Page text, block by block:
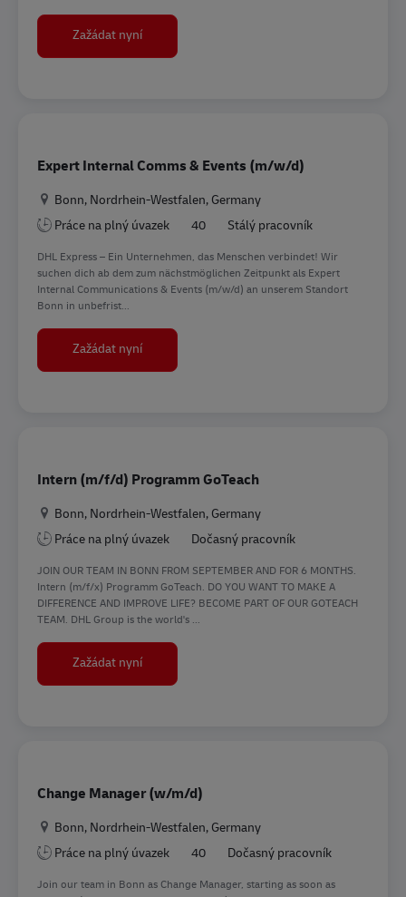
Zažádat nyníVP, Global Commercial Communications &
Expert Internal Comms & Events (m/w/d)
Location
Bonn, Nordrhein-Westfalen, Germany
Práce na plný úvazek
40 Stálý pracovník
DHL Express – Ein Unternehmen, das Menschen verbindet! Wir
suchen dich ab dem zum nächstmöglichen Zeitpunkt als Expert
Internal Communications & Events (m/w/d) an unserem Standort
Bonn in unbefrist...
Zažádat nyníExpert Internal Comms & Events (m/w/d)
Intern (m/f/d) Programm GoTeach
Location
Bonn, Nordrhein-Westfalen, Germany
Práce na plný úvazek
Dočasný pracovník
JOIN OUR TEAM IN BONN FROM SEPTEMBER AND FOR 6 MONTHS.
Intern (m/f/x) Programm GoTeach. DO YOU WANT TO MAKE A
DIFFERENCE AND IMPROVE LIFE? BECOME PART OF OUR GOTEACH
TEAM. DHL Group is the world's ...
Zažádat nyníIntern (m/f/d) Programm GoTeach
Change Manager (w/m/d)
Location
Bonn, Nordrhein-Westfalen, Germany
Práce na plný úvazek
40 Dočasný pracovník
Join our team in Bonn as Change Manager, starting as soon as